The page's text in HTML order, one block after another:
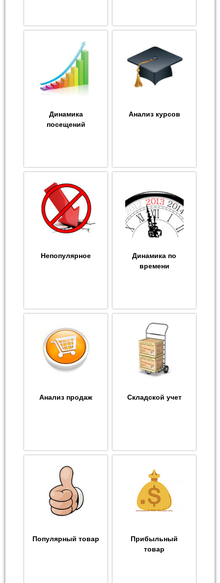
Динамика
посещений
Анализ курсов
Непопулярное
Динамика по
времени
Анализ продаж Складской учет
Популярный товар
Прибыльный
товар